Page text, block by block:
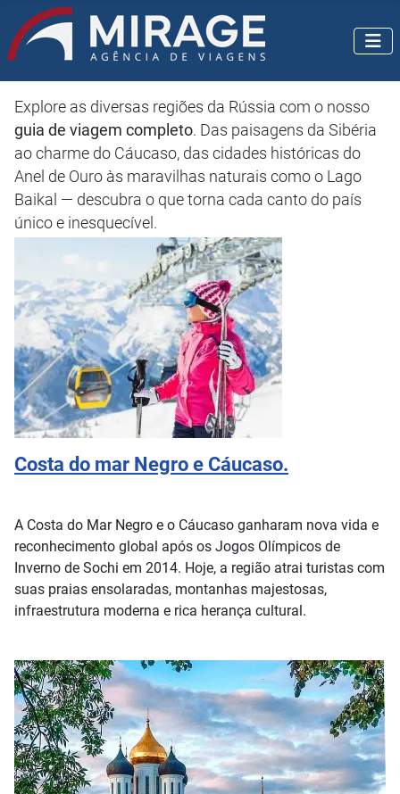
Explore as diversas regiões da Rússia com o nosso
guia de viagem completo. Das paisagens da Sibéria
ao charme do Cáucaso, das cidades históricas do
Anel de Ouro às maravilhas naturais como o Lago
Baikal — descubra o que torna cada canto do país
único e inesquecível.
Costa do mar Negro e Cáucaso.
A Costa do Mar Negro e o Cáucaso ganharam nova vida e
reconhecimento global após os Jogos Olímpicos de
Inverno de Sochi em 2014. Hoje, a região atrai turistas com
suas praias ensolaradas, montanhas majestosas,
infraestrutura moderna e rica herança cultural.